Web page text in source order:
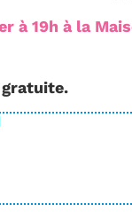
à 19h à la